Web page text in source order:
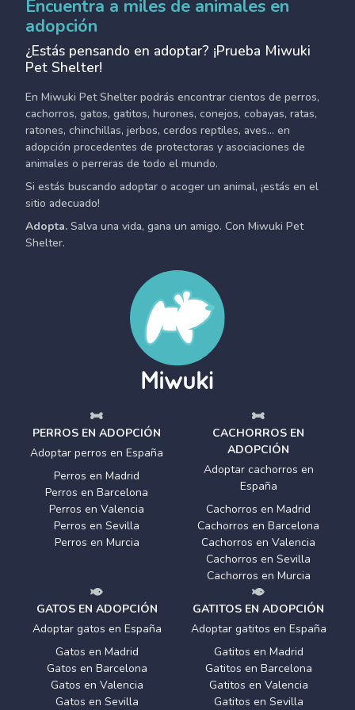
Encuentra a miles de animales en
adopción
¿Estás pensando en adoptar? ¡Prueba Miwuki
Pet Shelter!
En Miwuki Pet Shelter podrás encontrar cientos de perros,
cachorros, gatos, gatitos, hurones, conejos, cobayas, ratas,
ratones, chinchillas, jerbos, cerdos reptiles, aves... en
adopción procedentes de protectoras y asociaciones de
animales o perreras de todo el mundo.
Si estás buscando adoptar o acoger un animal, ¡estás en el
sitio adecuado!
Adopta. Salva una vida, gana un amigo. Con Miwuki Pet
Shelter.
PERROS EN ADOPCIÓN
Adoptar perros en España
Perros en Madrid
Perros en Barcelona
Perros en Valencia
Perros en Sevilla
Perros en Murcia
CACHORROS EN
ADOPCIÓN
Adoptar cachorros en
España
Cachorros en Madrid
Cachorros en Barcelona
Cachorros en Valencia
Cachorros en Sevilla
Cachorros en Murcia
GATOS EN ADOPCIÓN
Adoptar gatos en España
Gatos en Madrid
Gatos en Barcelona
Gatos en Valencia
Gatos en Sevilla
GATITOS EN ADOPCIÓN
Adoptar gatitos en España
Gatitos en Madrid
Gatitos en Barcelona
Gatitos en Valencia
Gatitos en Sevilla